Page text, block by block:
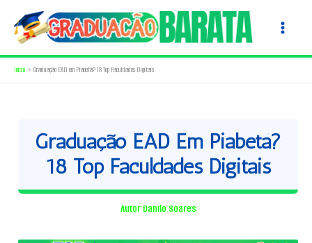
para
conteúdo
Início Graduação EAD em Piabetá? 18 Top Faculdades Digitais
Graduação EAD Em Piabetá?
18 Top Faculdades Digitais
Autor Danilo Soares